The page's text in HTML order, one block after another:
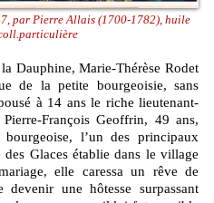
par Pierre Allais (1700-1782), huile
de la petite bourgeoisie, sans
à 14 ans le riche lieutenant-
François Geoffrin, 49 ans,
l’un des principaux
Glaces établie dans le village
elle caressa un rêve de
devenir une hôtesse surpassant